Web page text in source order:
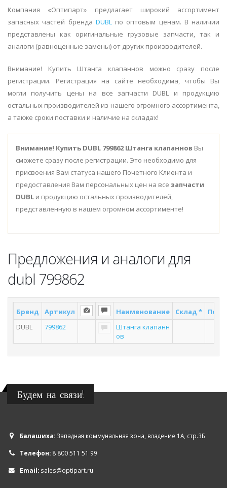
Компания «Оптипарт» предлагает широкий ассортимент
запасных частей бренда DUBLпо оптовым ценам. В наличии
представлены как оригинальные грузовые запчасти, так и
аналоги (равноценные замены) от других производителей.
Внимание! Купить Штанга клапаннов можно сразу после
регистрации. Регистрация на сайте необходима, чтобы Вы
могли получить цены на все запчасти DUBL и продукцию
остальных производителей из нашего огромного ассортимента,
а также сроки поставки и наличие на складах!
Внимание! Купить DUBL 799862 Штанга клапаннов Вы
сможете сразу после регистрации. Это необходимо для
присвоения Вам статуса нашего Почетного Клиента и
предоставления Вам персональных цен на все запчасти
DUBL и продукцию остальных производителей,
представленную в нашем огромном ассортименте!
Предложения и аналоги для
dubl 799862
Бренд Артикул Наименование Склад *
DUBL
799862
Штанга клапанн
ов
Будем на связи!
Балашиха:Западная коммунальная зона, владение 1А, стр.3Б
Телефон: 8 800 511 51 99
Email: sales@optipart.ru